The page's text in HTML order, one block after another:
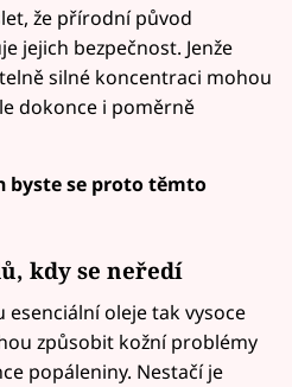
že přírodní původ
jejich bezpečnost. Jenže
silné koncentraci mohou
dokonce i poměrně
byste se proto těmto
kdy se neředí
esenciální oleje tak vysoce
způsobit kožní problémy
popáleniny. Nestačí je